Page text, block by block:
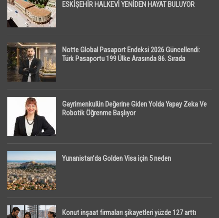
ESKİŞEHİR HALKEVİ YENİDEN HAYAT BULUYOR
Notte Global Pasaport Endeksi 2026 Güncellendi:
Türk Pasaportu 199 Ülke Arasında 86. Sırada
Gayrimenkulün Değerine Giden Yolda Yapay Zeka Ve
Robotik Öğrenme Başlıyor
Yunanistan’da Golden Visa için 5 neden
Konut inşaat firmaları şikayetleri yüzde 127 arttı